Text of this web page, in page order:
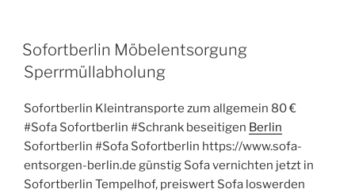
VERÖFFENTLICHT
AM
Sofortberlin Möbelentsorgung
Sperrmüllabholung
Sofortberlin Kleintransporte zum allgemein 80 €
#Sofa Sofortberlin #Schrank beseitigen Berlin
Sofortberlin #Sofa Sofortberlin https://www.sofa-
entsorgen-berlin.de günstig Sofa vernichten jetzt in
Sofortberlin Tempelhof, preiswert Sofa loswerden